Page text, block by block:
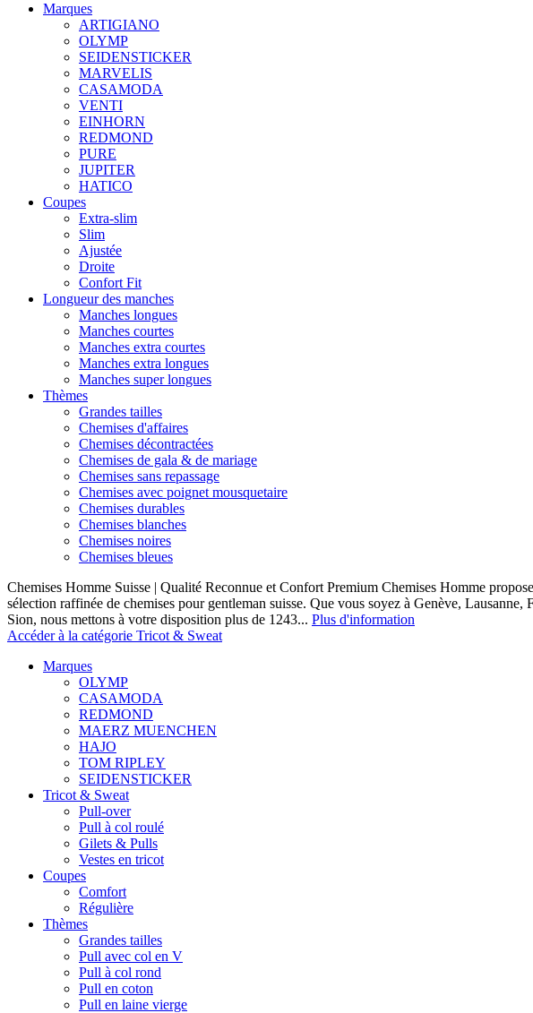
Marques
ARTIGIANO
OLYMP
SEIDENSTICKER
MARVELIS
CASAMODA
VENTI
EINHORN
REDMOND
PURE
JUPITER
HATICO
Coupes
Extra-slim
Slim
Ajustée
Droite
Confort Fit
Longueur des manches
Manches longues
Manches courtes
Manches extra courtes
Manches extra longues
Manches super longues
Thèmes
Grandes tailles
Chemises d'affaires
Chemises décontractées
Chemises de gala & de mariage
Chemises sans repassage
Chemises avec poignet mousquetaire
Chemises durables
Chemises blanches
Chemises noires
Chemises bleues
Chemises Homme Suisse | Qualité Reconnue et Confort Premium Chemises Homme
sélection raffinée de chemises pour gentleman suisse. Que vous soyez à Genève, Lausanne,
Sion, nous mettons à votre disposition plus de 1243... Plus d'information
Accéder à la catégorie Tricot & Sweat
Marques
OLYMP
CASAMODA
REDMOND
MAERZ MUENCHEN
HAJO
TOM RIPLEY
SEIDENSTICKER
Tricot & Sweat
Pull-over
Pull à col roulé
Gilets & Pulls
Vestes en tricot
Coupes
Comfort
Régulière
Thèmes
Grandes tailles
Pull avec col en V
Pull à col rond
Pull en coton
Pull en laine vierge